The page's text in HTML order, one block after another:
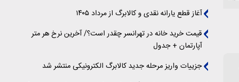
آغاز قطع یارانه نقدی و کالابرگ از مرداد ۱۴۰۵
قیمت خرید خانه در تهرانسر چقدر است؟/ آخرین نرخ هر متر
آپارتمان + جدول
جزییات واریز مرحله جدید کالابرگ الکترونیکی منتشر شد